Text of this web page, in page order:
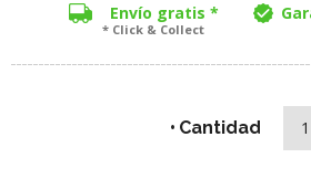
Envío gratis *
* Click & Collect
Cantidad